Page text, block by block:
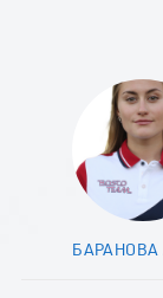
БАРАНОВА